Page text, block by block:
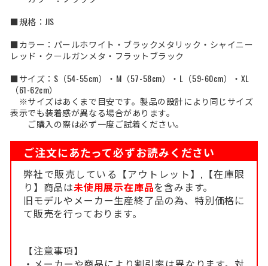
■規格：JIS
■カラー：パールホワイト・ブラックメタリック・シャイニー
レッド・クールガンメタ・フラットブラック
■サイズ：S（54-55cm）・M（57-58cm）・L（59-60cm）・XL
（61-62cm）
※サイズはあくまで目安です。製品の設計により同じサイズ
表示でも装着感が異なる場合があります。
ご購入の際は必ず一度ご試着ください。
ご注文にあたって必ずお読みください
弊社で販売している【アウトレット】,【在庫限
り】商品は未使用展示在庫品を含みます。
旧モデルやメーカー生産終了品の為、特別価格に
て販売を行っております。
【注意事項】